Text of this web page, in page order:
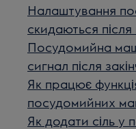
Налаштування
скидаються
Посудомийна
сигнал після
Як працює
посудомийних
Як додати сіль у